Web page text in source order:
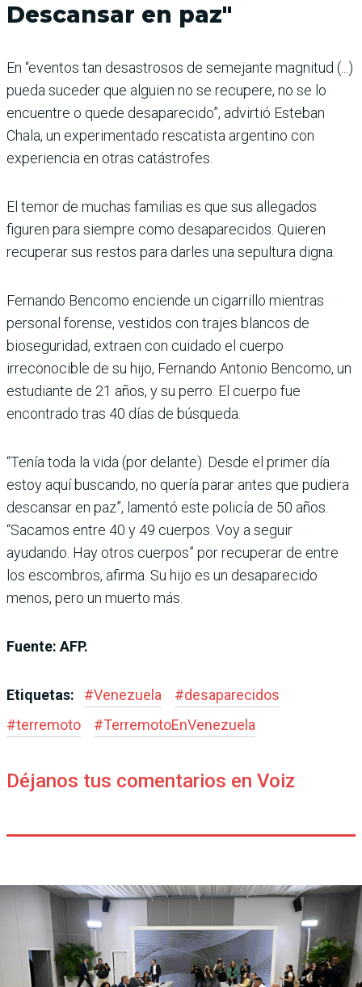
Descansar en paz"
En “eventos tan desastrosos de semejante magnitud (...)
pueda suceder que alguien no se recupere, no se lo
encuentre o quede desaparecido”, advirtió Esteban
Chala, un experimentado rescatista argentino con
experiencia en otras catástrofes.
El temor de muchas familias es que sus allegados
figuren para siempre como desaparecidos. Quieren
recuperar sus restos para darles una sepultura digna.
Fernando Bencomo enciende un cigarrillo mientras
personal forense, vestidos con trajes blancos de
bioseguridad, extraen con cuidado el cuerpo
irreconocible de su hijo, Fernando Antonio Bencomo, un
estudiante de 21 años, y su perro. El cuerpo fue
encontrado tras 40 días de búsqueda.
“Tenía toda la vida (por delante). Desde el primer día
estoy aquí buscando, no quería parar antes que pudiera
descansar en paz”, lamentó este policía de 50 años.
“Sacamos entre 40 y 49 cuerpos. Voy a seguir
ayudando. Hay otros cuerpos” por recuperar de entre
los escombros, afirma. Su hijo es un desaparecido
menos, pero un muerto más.
Fuente: AFP.
Etiquetas: #Venezuela #desaparecidos
#terremoto #TerremotoEnVenezuela
Déjanos tus comentarios en Voiz